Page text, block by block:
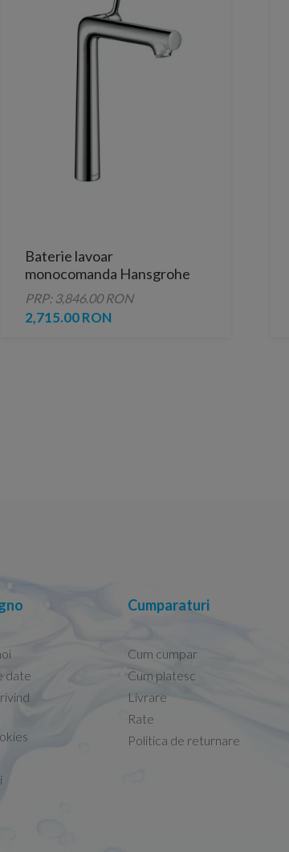
Baterie lavoar
monocomanda Hansgrohe
Talis S 250 cu ventil pop-up,
pentru lavoar tip bol
PRP: 3,846.00 RON
2,715.00 RON
date
Cumparaturi
Cum cumpar
Cum platesc
Livrare
Rate
Politica de returnare